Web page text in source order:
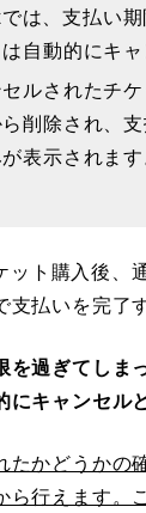
は、支払い
自動的にキャ
ルされたチ
削除され、
が表示されます
ット購入後、
支払いを完了
を過ぎてしま
にキャンセル
たかどうかの
ら行えます。